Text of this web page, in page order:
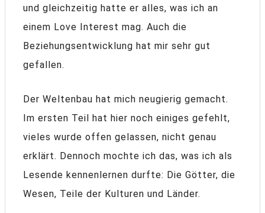
und gleichzeitig hatte er alles, was ich an
einem Love Interest mag. Auch die
Beziehungsentwicklung hat mir sehr gut
gefallen.
Der Weltenbau hat mich neugierig gemacht.
Im ersten Teil hat hier noch einiges gefehlt,
vieles wurde offen gelassen, nicht genau
erklärt. Dennoch mochte ich das, was ich als
Lesende kennenlernen durfte: Die Götter, die
Wesen, Teile der Kulturen und Länder.